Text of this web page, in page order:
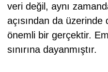
veri değil, aynı
açısından da
önemli bir gerçektir.
sınırına dayanmıştır.